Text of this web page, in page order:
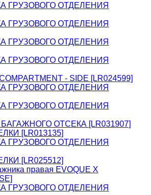
ГРУЗОВОГО ОТДЕЛЕНИЯ
ГРУЗОВОГО ОТДЕЛЕНИЯ
ГРУЗОВОГО ОТДЕЛЕНИЯ
ГРУЗОВОГО ОТДЕЛЕНИЯ
- SIDE [LR024599]
ГРУЗОВОГО ОТДЕЛЕНИЯ
ГРУЗОВОГО ОТДЕЛЕНИЯ
ОТСЕКА [LR031907]
[LR013135]
ГРУЗОВОГО ОТДЕЛЕНИЯ
[LR025512]
правая EVOQUE X
ГРУЗОВОГО ОТДЕЛЕНИЯ